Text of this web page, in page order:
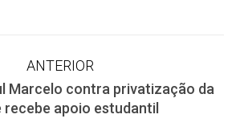
ANTERIOR
Post
anterior:
Marcelo contra privatização da
recebe apoio estudantil